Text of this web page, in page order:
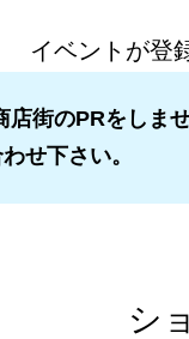
イベントが登
街のPRをしま
せ下さい。
シ